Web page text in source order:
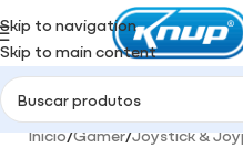
Skip to navigation
Skip to main content
Início/Gamer/Joystick &